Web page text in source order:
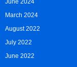
June 2024
March 2024
August 2022
July 2022
June 2022